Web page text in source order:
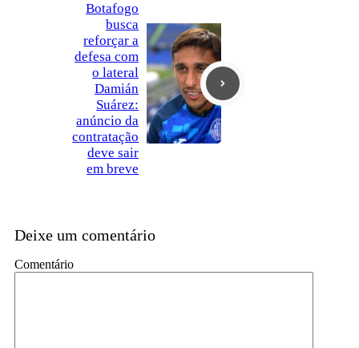
Botafogo
busca
reforçar a
defesa com
o lateral
Damián
Suárez:
anúncio da
contratação
deve sair
em breve
Deixe um comentário
Comentário